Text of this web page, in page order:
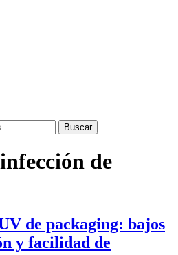
Buscar
de
de packaging: bajos
y facilidad de